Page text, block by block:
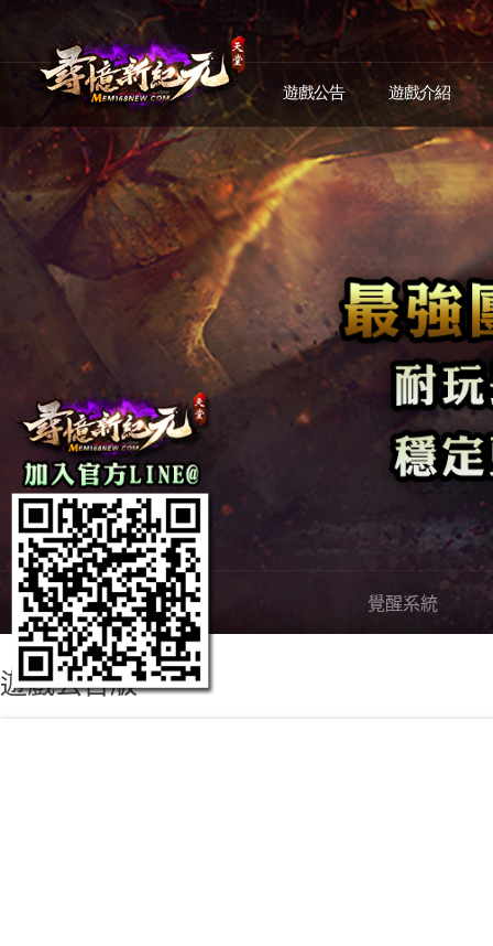
遊戲公告 遊戲介紹
嶄新內容 覺醒系統
遊戲公告版